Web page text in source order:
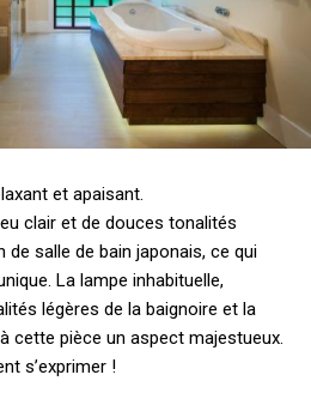
et apaisant.
clair et de douces tonalités
salle de bain japonais, ce qui
La lampe inhabituelle,
légères de la baignoire et la
cette pièce un aspect majestueux.
s’exprimer !